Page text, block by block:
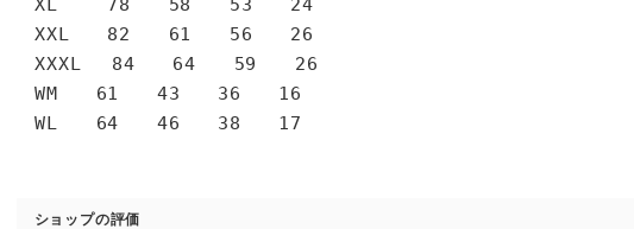
XXL 82 61 56 26
XXXL 84 64 59 26
WM 61 43 36 16
WL 64 46 38 17
ショップの評価